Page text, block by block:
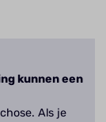
kunnen een
Als je